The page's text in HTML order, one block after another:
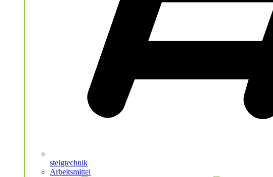
steigtechnik
Arbeitsmittel